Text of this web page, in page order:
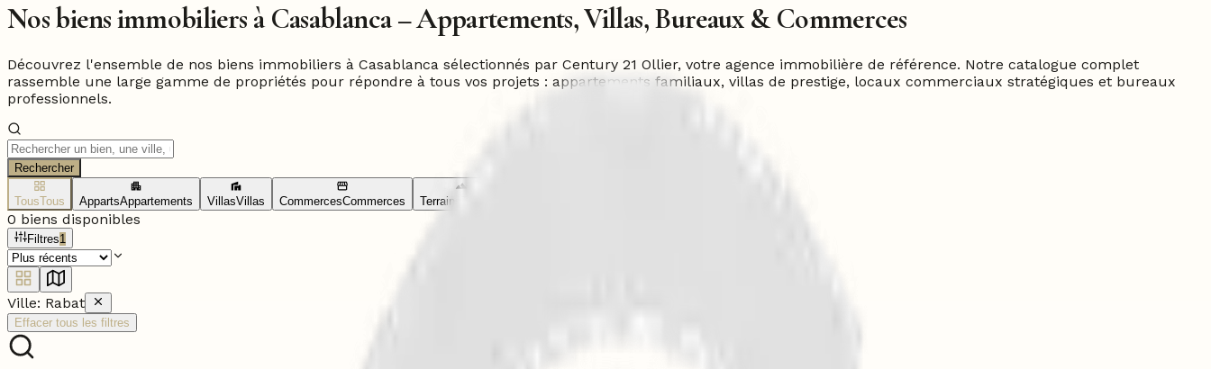
Nos biens immobiliers à Casablanca – Appartements, Villas, Bureaux & Commerces
Découvrez l'ensemble de nos biens immobiliers à Casablanca sélectionnés par Century 21 Ollier, votre agence immobilière de référence. Notre catalogue complet
rassemble une large gamme de propriétés pour répondre à tous vos projets : appartements familiaux, villas de prestige, locaux commerciaux stratégiques et bureaux
professionnels.
Rechercher
TousTous AppartsAppartements VillasVillas CommercesCommerces Terrains
0 biens disponibles
Filtres1
Ville: Rabat
Effacer tous les filtres